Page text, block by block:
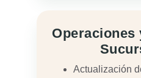
Operaciones
Actualización